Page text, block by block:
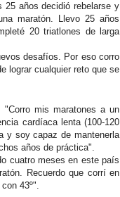
25 años decidió rebelarse y
maratón. Llevo 25 años
20 triatlones de larga
desafíos. Por eso corro
lograr cualquier reto que se
mis maratones a un
cardíaca lenta (100-120
y soy capaz de mantenerla
años de práctica".
cuatro meses en este país
Recuerdo que corrí en
43º".